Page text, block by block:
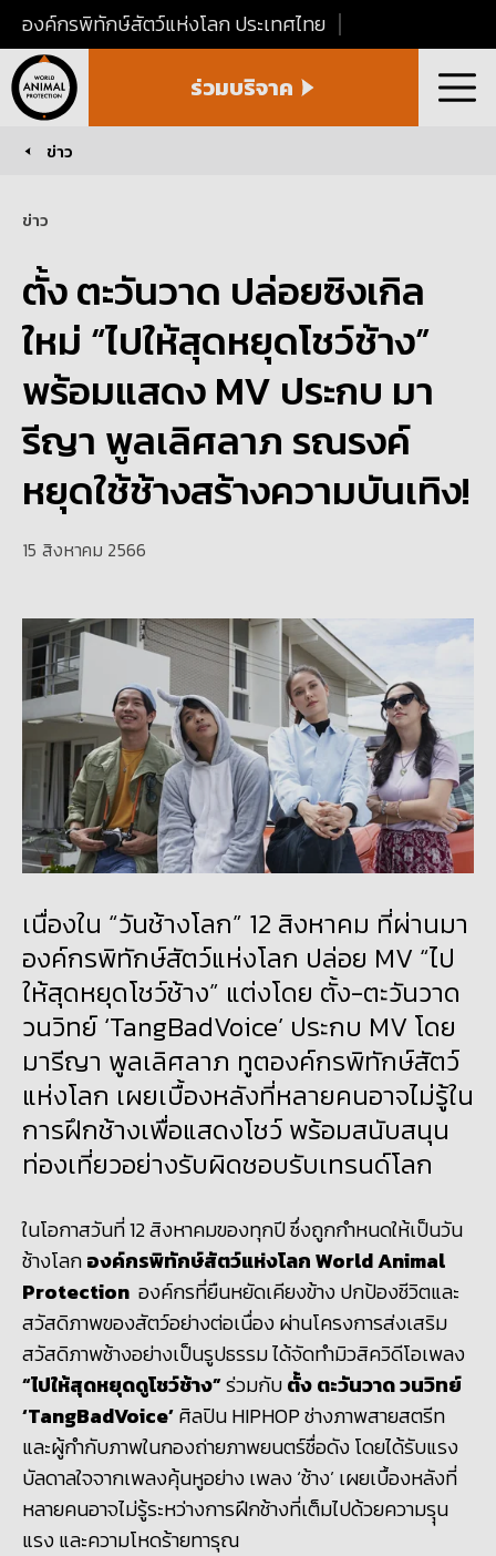
องค์กรพิทักษ์สัตว์แห่งโลก ประเทศไทย
Animal
Protection
ร่วมบริจาค เมนู
You are here:
ข่าว
ตั้ง ตะวันวาด ปล่อยซิงเกิล
ใหม่ “ไปให้สุดหยุดโชว์ช้าง”
พร้อมแสดง MV ประกบ มา
รีญา พูลเลิศลาภ รณรงค์
หยุดใช้ช้างสร้างความบันเทิง!
ข่าว
15 สิงหาคม 2566
เนื่องใน “วันช้างโลก” 12 สิงหาคม ที่ผ่านมา
องค์กรพิทักษ์สัตว์แห่งโลก ปล่อย MV “ไป
ให้สุดหยุดโชว์ช้าง” แต่งโดย ตั้ง-ตะวันวาด
วนวิทย์ ‘TangBadVoice’ ประกบ MV โดย
มารีญา พูลเลิศลาภ ทูตองค์กรพิทักษ์สัตว์
แห่งโลก เผยเบื้องหลังที่หลายคนอาจไม่รู้ใน
การฝึกช้างเพื่อแสดงโชว์ พร้อมสนับสนุน
ท่องเที่ยวอย่างรับผิดชอบรับเทรนด์โลก
ในโอกาสวันที่12 สิงหาคมของทุกปี ซึ่งถูกกำหนดให้เป็นวัน
ช้างโลกองค์กรพิทักษ์สัตว์แห่งโลกWorld Animal
Protection องค์กรที่ยืนหยัดเคียงข้าง ปกป้องชีวิตและ
สวัสดิภาพของสัตว์อย่างต่อเนื่อง ผ่านโครงการส่งเสริม
สวัสดิภาพช้างอย่างเป็นรูปธรรม ได้จัดทำมิวสิควิดีโอเพลง
“ไปให้สุดหยุดดูโชว์ช้าง”ร่วมกับตั้ง ตะวันวาด วนวิทย์
‘TangBadVoice’ศิลปิน HIPHOP ช่างภาพสายสตรีท
และผู้กำกับภาพในกองถ่ายภาพยนตร์ชื่อดัง โดยได้รับแรง
บัลดาลใจจากเพลงคุ้นหูอย่าง เพลง ‘ช้าง’ เผยเบื้องหลังที่
หลายคนอาจไม่รู้ระหว่างการฝึกช้างที่เต็มไปด้วยความรุุน
แรง และความโหดร้ายทารุณ